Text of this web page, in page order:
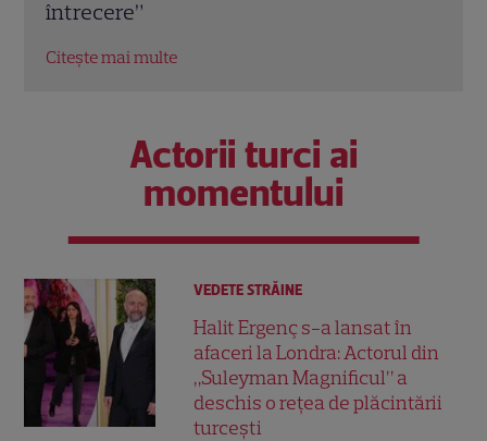
Actorii turci ai
momentului
VEDETE STRĂINE
Halit Ergenç s-a lansat în
afaceri la Londra: Actorul din
„Suleyman Magnificul” a
deschis o rețea de plăcintării
turcești